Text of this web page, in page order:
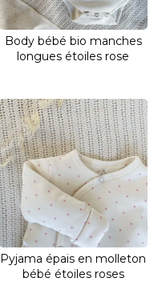
Body bébé bio manches
longues étoiles rose
Pyjama épais en molleton
bébé étoiles roses